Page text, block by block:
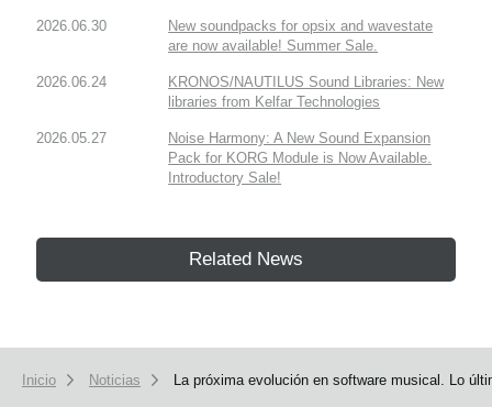
2026.06.30
New soundpacks for opsix and wavestate
are now available! Summer Sale.
2026.06.24
KRONOS/NAUTILUS Sound Libraries: New
libraries from Kelfar Technologies
2026.05.27
Noise Harmony: A New Sound Expansion
Pack for KORG Module is Now Available.
Introductory Sale!
Related News
Inicio Noticias La próxima evolución en software musical. Lo